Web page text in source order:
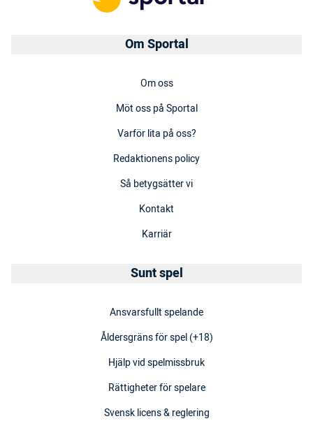
Om Sportal
Om oss
Möt oss på Sportal
Varför lita på oss?
Redaktionens policy
Så betygsätter vi
Kontakt
Karriär
Sunt spel
Ansvarsfullt spelande
Åldersgräns för spel (+18)
Hjälp vid spelmissbruk
Rättigheter för spelare
Svensk licens & reglering